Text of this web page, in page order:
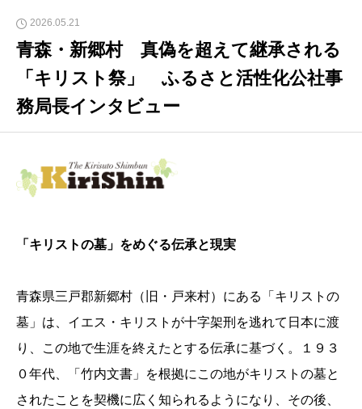
2026.05.21
青森・新郷村 真偽を超えて継承される
「キリスト祭」 ふるさと活性化公社事
務局長インタビュー
「キリストの墓」をめぐる伝承と現実
青森県三戸郡新郷村（旧・戸来村）にある「キリストの
墓」は、イエス・キリストが十字架刑を逃れて日本に渡
り、この地で生涯を終えたとする伝承に基づく。１９３
０年代、「竹内文書」を根拠にこの地がキリストの墓と
されたことを契機に広く知られるようになり、その後、